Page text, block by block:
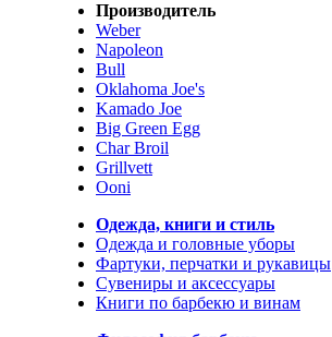
Производитель
Weber
Napoleon
Bull
Oklahoma Joe's
Kamado Joe
Big Green Egg
Char Broil
Grillvett
Ooni
Одежда, книги и стиль
Одежда и головные уборы
Фартуки, перчатки и рукавицы
Сувениры и аксессуары
Книги по барбекю и винам